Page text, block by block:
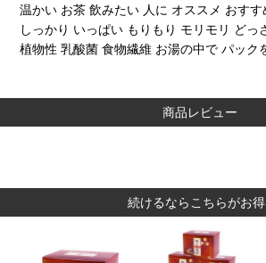
温かい お茶 飲みたい 人に オススメ おす
しっかり いっぱい もりもり モリモリ どっ
植物性 乳酸菌 食物繊維 お湯の中で パック
商品レビュー
続けるならこちらがお